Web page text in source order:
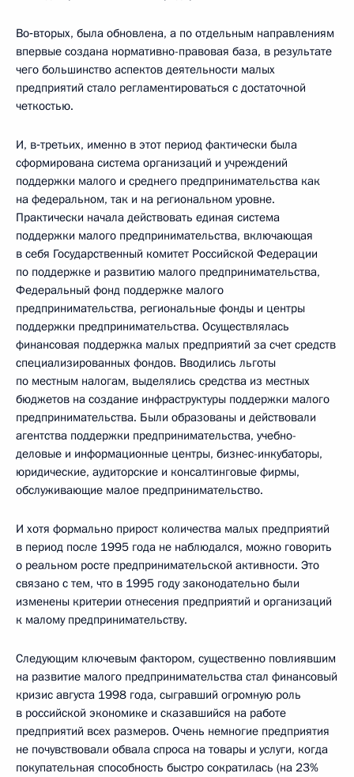
Во‑вторых, была обновлена, а по отдельным направлениям
впервые создана нормативно-правовая база, в результате
чего большинство аспектов деятельности малых
предприятий стало регламентироваться с достаточной
четкостью.
И, в‑третьих, именно в этот период фактически была
сформирована система организаций и учреждений
поддержки малого и среднего предпринимательства как
на федеральном, так и на региональном уровне.
Практически начала действовать единая система
поддержки малого предпринимательства, включающая
в себя Государственный комитет Российской Федерации
по поддержке и развитию малого предпринимательства,
Федеральный фонд поддержке малого
предпринимательства, региональные фонды и центры
поддержки предпринимательства. Осуществлялась
финансовая поддержка малых предприятий за счет средств
специализированных фондов. Вводились льготы
по местным налогам, выделялись средства из местных
бюджетов на создание инфраструктуры поддержки малого
предпринимательства. Были образованы и действовали
агентства поддержки предпринимательства, учебно-
деловые и информационные центры, бизнес-инкубаторы,
юридические, аудиторские и консалтинговые фирмы,
обслуживающие малое предпринимательство.
И хотя формально прирост количества малых предприятий
в период после 1995 года не наблюдался, можно говорить
о реальном росте предпринимательской активности. Это
связано с тем, что в 1995 году законодательно были
изменены критерии отнесения предприятий и организаций
к малому предпринимательству.
Следующим ключевым фактором, существенно повлиявшим
на развитие малого предпринимательства стал финансовый
кризис августа 1998 года, сыгравший огромную роль
в российской экономике и сказавшийся на работе
предприятий всех размеров. Очень немногие предприятия
не почувствовали обвала спроса на товары и услуги, когда
покупательная способность быстро сократилась (на 23%